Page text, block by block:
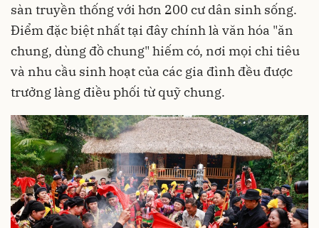
sàn truyền thống với hơn 200 cư dân sinh sống.
Điểm đặc biệt nhất tại đây chính là văn hóa "ăn
chung, dùng đồ chung" hiếm có, nơi mọi chi tiêu
và nhu cầu sinh hoạt của các gia đình đều được
trưởng làng điều phối từ quỹ chung.